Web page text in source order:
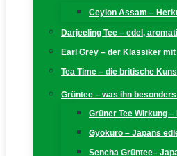
Ceylon Assam –
Darjeeling Tee – edel,
Earl Grey – der Klassiker
Tea Time – die britische
Grüntee – was ihn
Grüner Tee Wirkung
Gyokuro – Japans
Sencha Grüntee–